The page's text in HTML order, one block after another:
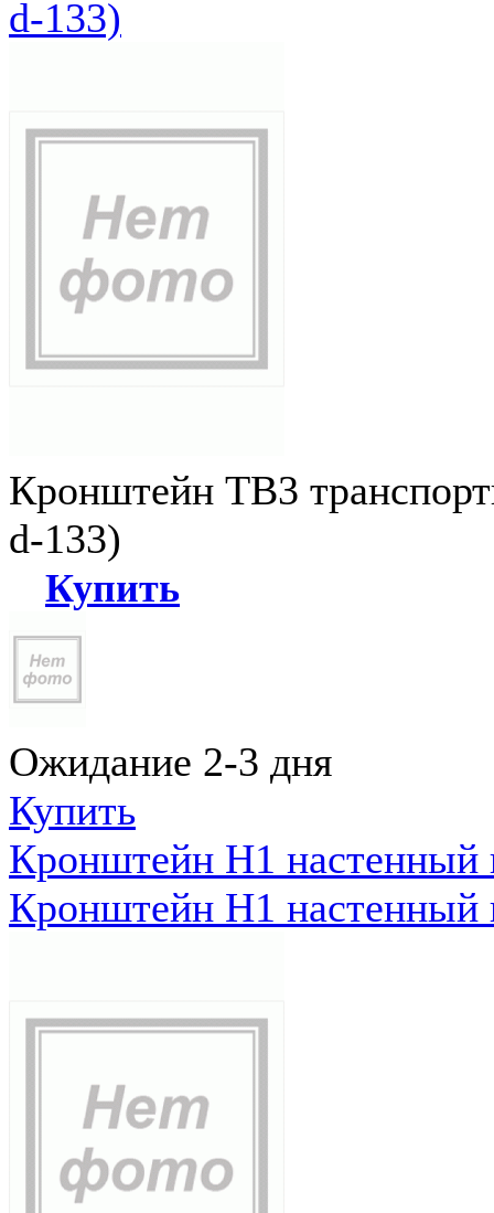
d-133)
Кронштейн ТВ3
d-133)
Купить
Ожидание 2-3 дня
Купить
Кронштейн Н1
Кронштейн Н1